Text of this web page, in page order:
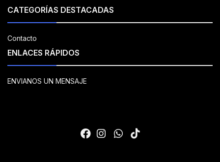
CATEGORÍAS DESTACADAS
Contacto
ENLACES RÁPIDOS
ENVIANOS UN MENSAJE